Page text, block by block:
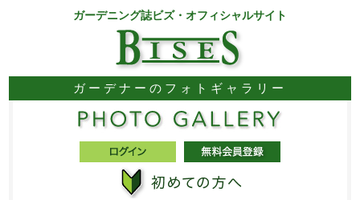
ガーデニング誌ビズ・オフィシャルサイト
ガーデナーのフォトギャラリー